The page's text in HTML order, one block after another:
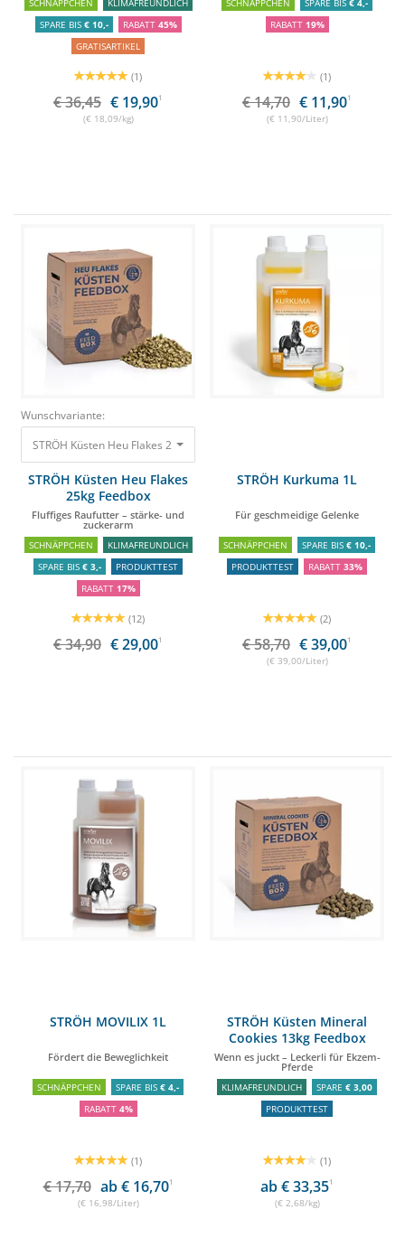
SCHNÄPPCHEN
KLIMAFREUNDLICH
SPARE BIS € 10,- RABATT 45%
GRATISARTIKEL
(1)
€ 36,45 € 19,901
(€ 18,09/kg)
SCHNÄPPCHEN SPARE BIS € 4,-
RABATT 19%
(1)
€ 14,70 € 11,901
(€ 11,90/Liter)
Wunschvariante:
STRÖH Küsten Heu Flakes 25kg Feedbox Fluffiges Raufutter – stärke-
STRÖH Küsten Heu Flakes
25kg Feedbox
Fluffiges Raufutter – stärke- und
zuckerarm
SCHNÄPPCHEN
KLIMAFREUNDLICH
SPARE BIS € 3,-
PRODUKTTEST
RABATT 17%
(12)
€ 34,90 € 29,001
STRÖH Kurkuma 1L
Für geschmeidige Gelenke
SCHNÄPPCHEN SPARE BIS € 10,-
PRODUKTTEST
RABATT 33%
(2)
€ 58,70 € 39,001
(€ 39,00/Liter)
STRÖH MOVILIX 1L
Fördert die Beweglichkeit
SCHNÄPPCHEN SPARE BIS € 4,-
RABATT 4%
(1)
€ 17,70 ab € 16,701
(€ 16,98/Liter)
STRÖH Küsten Mineral
Cookies 13kg Feedbox
Wenn es juckt – Leckerli für Ekzem-
Pferde
KLIMAFREUNDLICH SPARE € 3,00
PRODUKTTEST
(1)
ab € 33,351
(€ 2,68/kg)